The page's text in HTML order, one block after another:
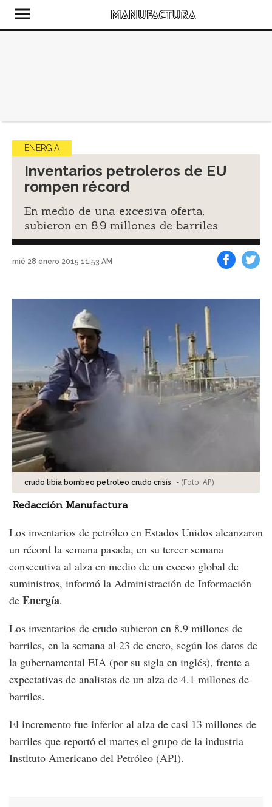
ENERGÍA
Inventarios petroleros de EU
rompen récord
En medio de una excesiva oferta,
subieron en 8.9 millones de barriles
mié 28 enero 2015 11:53 AM
crudo libia bombeo petroleo crudo crisis - (Foto: AP)
Redacción Manufactura
Los inventarios de petróleo en Estados Unidos alcanzaron
un récord la semana pasada, en su tercer semana
consecutiva al alza en medio de un exceso global de
suministros, informó la Administración de Información
de Energía.
Los inventarios de crudo subieron en 8.9 millones de
barriles, en la semana al 23 de enero, según los datos de
la gubernamental EIA (por su sigla en inglés), frente a
expectativas de analistas de un alza de 4.1 millones de
barriles.
El incremento fue inferior al alza de casi 13 millones de
barriles que reportó el martes el grupo de la industria
Instituto Americano del Petróleo (API).